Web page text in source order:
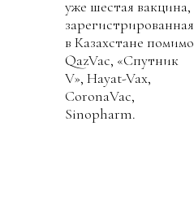
уже шестая вакцина,
зарегистрированная
в Казахстане помимо
QazVac, «Спутник
V», Hayat-Vax,
СоronaVac,
Sinopharm.